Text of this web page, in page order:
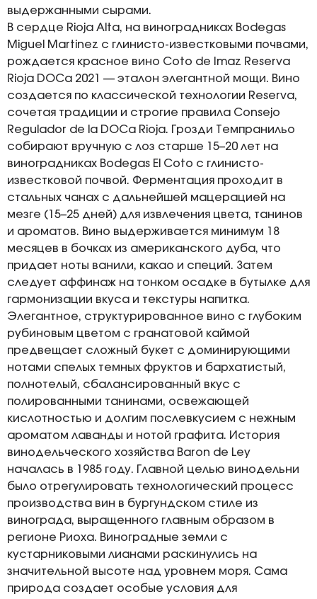
выдержанными сырами.
В сердце Rioja Alta, на виноградниках Bodegas
Miguel Martinez с глинисто-известковыми почвами,
рождается красное вино Coto de Imaz Reserva
Rioja DOCa 2021 — эталон элегантной мощи. Вино
создается по классической технологии Reserva,
сочетая традиции и строгие правила Consejo
Regulador de la DOCa Rioja. Грозди Темпранильо
собирают вручную с лоз старше 15–20 лет на
виноградниках Bodegas El Coto с глинисто-
известковой почвой. Ферментация проходит в
стальных чанах с дальнейшей мацерацией на
мезге (15–25 дней) для извлечения цвета, танинов
и ароматов. Вино выдерживается минимум 18
месяцев в бочках из американского дуба, что
придает ноты ванили, какао и специй. Затем
следует аффинаж на тонком осадке в бутылке для
гармонизации вкуса и текстуры напитка.
Элегантное, структурированное вино с глубоким
рубиновым цветом с гранатовой каймой
предвещает сложный букет с доминирующими
нотами спелых темных фруктов и бархатистый,
полнотелый, сбалансированный вкус с
полированными танинами, освежающей
кислотностью и долгим послевкусием с нежным
ароматом лаванды и нотой графита. История
винодельческого хозяйства Baron de Ley
началась в 1985 году. Главной целью винодельни
было отрегулировать технологический процесс
производства вин в бургундском стиле из
винограда, выращенного главным образом в
регионе Риоха. Виноградные земли с
кустарниковыми лианами раскинулись на
значительной высоте над уровнем моря. Сама
природа создает особые условия для